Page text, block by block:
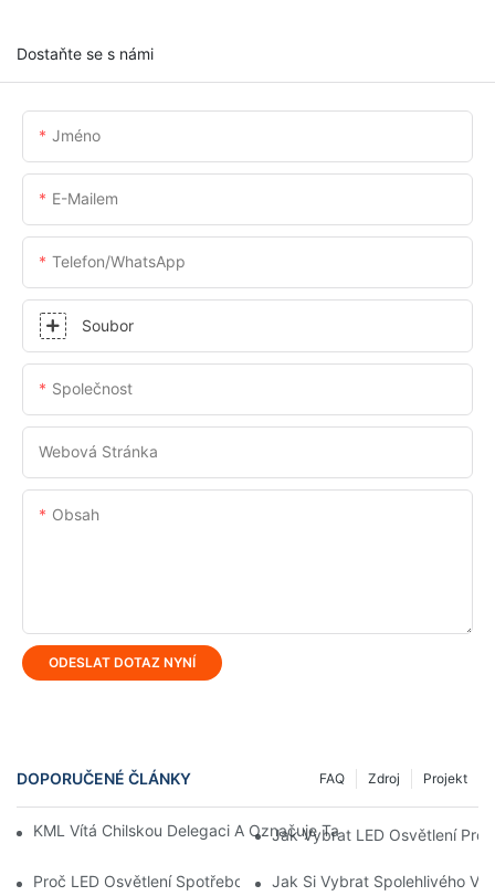
Dostaňte se s námi
Jméno
E-Mailem
Telefon/whatsApp
Soubor
Společnost
Webová Stránka
Obsah
ODESLAT DOTAZ NYNÍ
DOPORUČENÉ ČLÁNKY Projekt
Zdroj
FAQ
KML Vítá Chilskou Delegaci A Označuje Tak Strategickou
Jak Vybrat LED Osvětlení Pro
Proč LED Osvětlení Spotřebovává Méně Energie Než Jiné
Jak Si Vybrat Spolehlivého